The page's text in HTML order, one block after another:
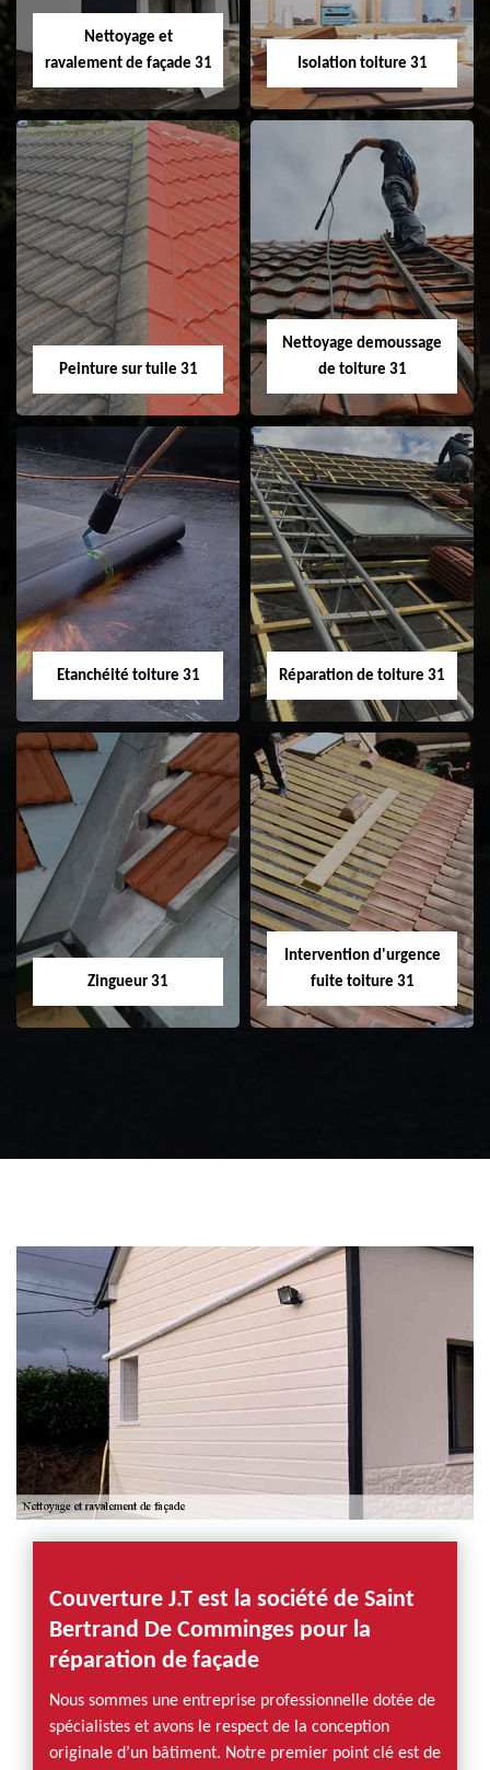
Velux 31
Nettoyage et
ravalement de façade 31
Nettoyage et
ravalement de
façade 31
Isolation toiture 31
Isolation toiture 31
Peinture sur tuile 31
Peinture sur tuile
31
Nettoyage demoussage
de toiture 31
Nettoyage
demoussage de
toiture 31
Etanchéité toiture 31
Etanchéité toiture
31
Réparation de toiture 31
Réparation de
toiture 31
Zingueur 31
Intervention d'urgence
fuite toiture 31
Couverture J.T est la société de Saint
Bertrand De Comminges pour la
réparation de façade
Nous sommes une entreprise professionnelle dotée de
spécialistes et avons le respect de la conception
originale d’un bâtiment. Notre premier point clé est de